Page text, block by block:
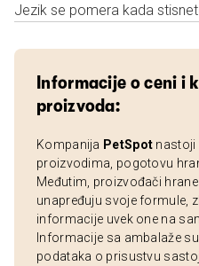
Jezik se pomera kada
Informacije o ceni i
proizvoda:
Kompanija PetSpot nastoji
proizvodima, pogotovu
Međutim, proizvođači
unapređuju svoje formule,
informacije uvek one na
Informacije sa ambalaže
podataka o prisustvu